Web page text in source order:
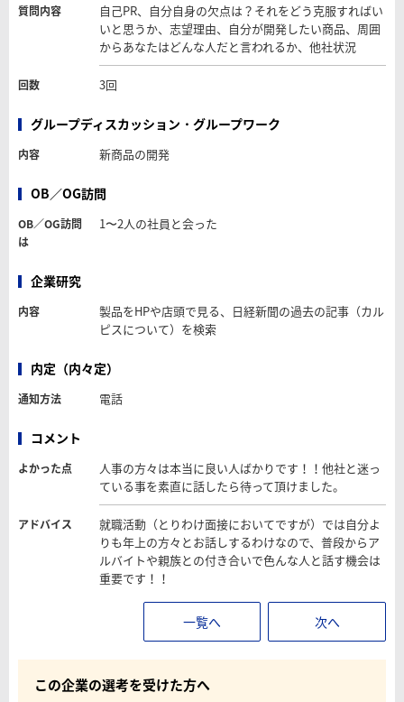
質問内容
自己PR、自分自身の欠点は？それをどう克服すればい
いと思うか、志望理由、自分が開発したい商品、周囲
からあなたはどんな人だと言われるか、他社状況
回数 3回
グループディスカッション・グループワーク
内容 新商品の開発
OB／OG訪問
OB／OG訪問
は
1〜2人の社員と会った
企業研究
内容
製品をHPや店頭で見る、日経新聞の過去の記事（カル
ピスについて）を検索
内定（内々定）
通知方法 電話
コメント
よかった点
人事の方々は本当に良い人ばかりです！！他社と迷っ
ている事を素直に話したら待って頂けました。
アドバイス
就職活動（とりわけ面接においてですが）では自分よ
りも年上の方々とお話しするわけなので、普段からア
ルバイトや親族との付き合いで色んな人と話す機会は
重要です！！
一覧へ 次へ
この企業の選考を受けた方へ